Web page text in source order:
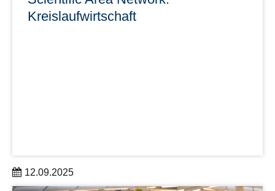
Kreislaufwirtschaft
12.09.2025